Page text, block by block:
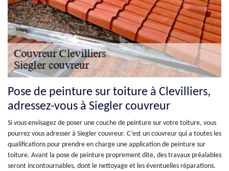
Pose de peinture sur toiture à Clevilliers,
adressez-vous à Siegler couvreur
Si vous envisagez de poser une couche de peinture sur votre toiture, vous
pourrez vous adresser à Siegler couvreur. C’est un couvreur qui a toutes les
qualifications pour prendre en charge une application de peinture sur
toiture. Avant la pose de peinture proprement dite, des travaux préalables
seront incontournables, dont le nettoyage et les éventuelles réparations.